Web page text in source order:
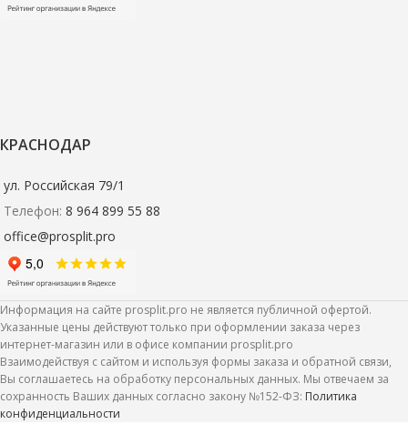
КРАСНОДАР
ул. Российская 79/1
Телефон: 8 964 899 55 88
office@prosplit.pro
Информация на сайте prosplit.pro не является публичной офертой.
Указанные цены действуют только при оформлении заказа через
интернет-магазин или в офисе компании prosplit.pro
Взаимодействуя с сайтом и используя формы заказа и обратной связи,
Вы соглашаетесь на обработку персональных данных. Мы отвечаем за
сохранность Ваших данных согласно закону №152-ФЗ: Политика
конфиденциальности
Комплект